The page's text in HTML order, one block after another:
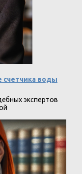
счетчика воды
экспертов